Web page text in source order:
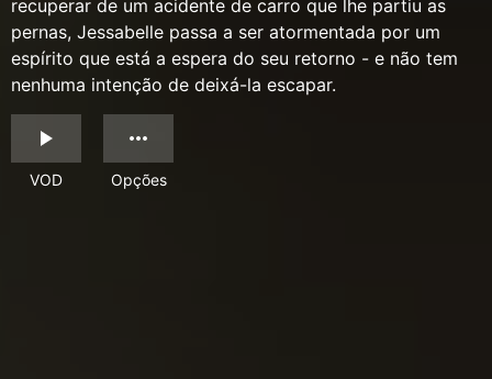
recuperar de um acidente de carro que lhe partiu as
pernas, Jessabelle passa a ser atormentada por um
espírito que está a espera do seu retorno - e não tem
nenhuma intenção de deixá-la escapar.
VOD Opções